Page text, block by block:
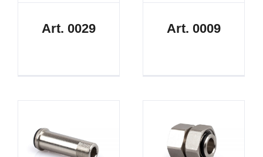
Art. 0029 Art. 0009